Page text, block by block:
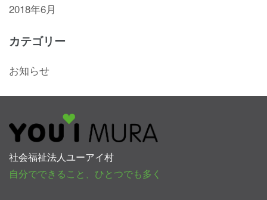
2018年6月
カテゴリー
お知らせ
社会福祉法人ユーアイ村
自分でできること、ひとつでも多く